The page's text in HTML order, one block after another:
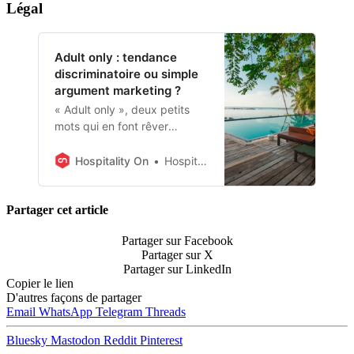
Légal
Adult only : tendance
discriminatoire ou simple
argument marketing ?
« Adult only », deux petits
mots qui en font rêver
Tendance en plein essor
d’un grand débat national.
certains hôtels, campings ou
restaurants est-il réellement
discriminatoire envers les
familles ou simplement une
offre bien pensée et
commercialisée pour attirer
des CSP+ en quête de
Hospitality On Hospitality On
Partager cet article
Partager sur Facebook
Partager sur X
Partager sur LinkedIn
Copier le lien
D'autres façons de partager
Email WhatsApp Telegram Threads
Bluesky Mastodon RedditPinterest